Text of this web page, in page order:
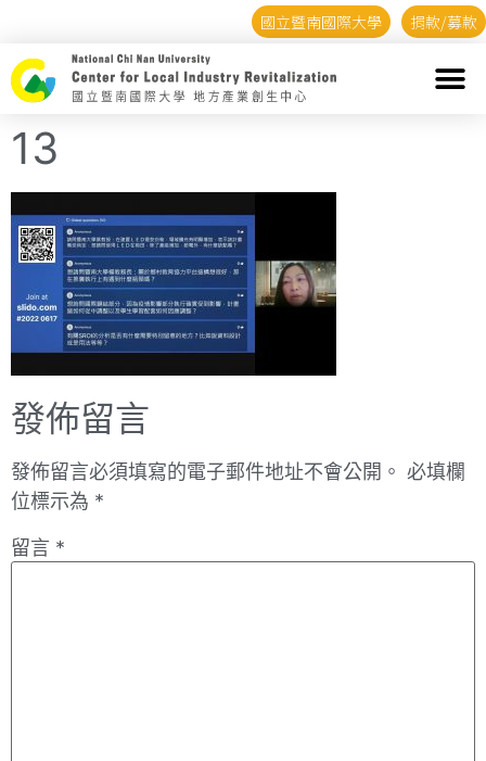
國立暨南國際大學 捐款/募款
13
發佈留言
發佈留言必須填寫的電子郵件地址不會公開。 必填欄
位標示為 *
留言 *